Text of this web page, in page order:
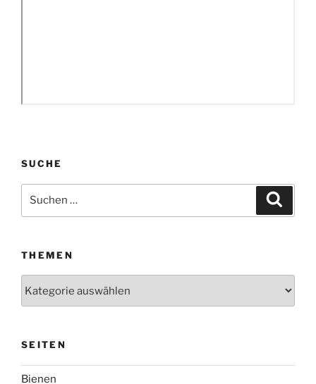
SUCHE
nach:
THEMEN
SEITEN
Bienen